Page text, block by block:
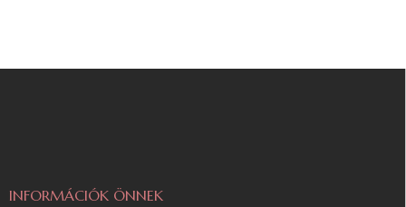
INFORMÁCIÓK ÖNNEK